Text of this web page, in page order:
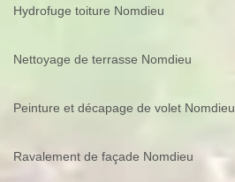
Hydrofuge toiture Nomdieu
Nettoyage de terrasse Nomdieu
Peinture et décapage de volet Nomdieu
Ravalement de façade Nomdieu